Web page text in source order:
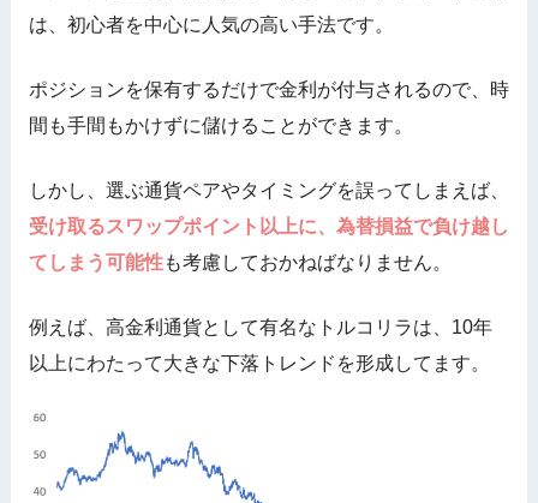
は、初心者を中心に人気の高い手法です。
ポジションを保有するだけで金利が付与されるので、時
間も手間もかけずに儲けることができます。
しかし、選ぶ通貨ペアやタイミングを誤ってしまえば、
受け取るスワップポイント以上に、為替損益で負け越し
てしまう可能性も考慮しておかねばなりません。
例えば、高金利通貨として有名なトルコリラは、10年
以上にわたって大きな下落トレンドを形成してます。